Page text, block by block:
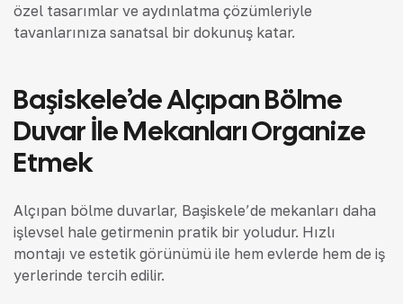
özel tasarımlar ve aydınlatma çözümleriyle
tavanlarınıza sanatsal bir dokunuş katar.
Başiskele’de Alçıpan Bölme
Duvar İle Mekanları Organize
Etmek
Alçıpan bölme duvarlar, Başiskele’de mekanları daha
işlevsel hale getirmenin pratik bir yoludur. Hızlı
montajı ve estetik görünümü ile hem evlerde hem de iş
yerlerinde tercih edilir.